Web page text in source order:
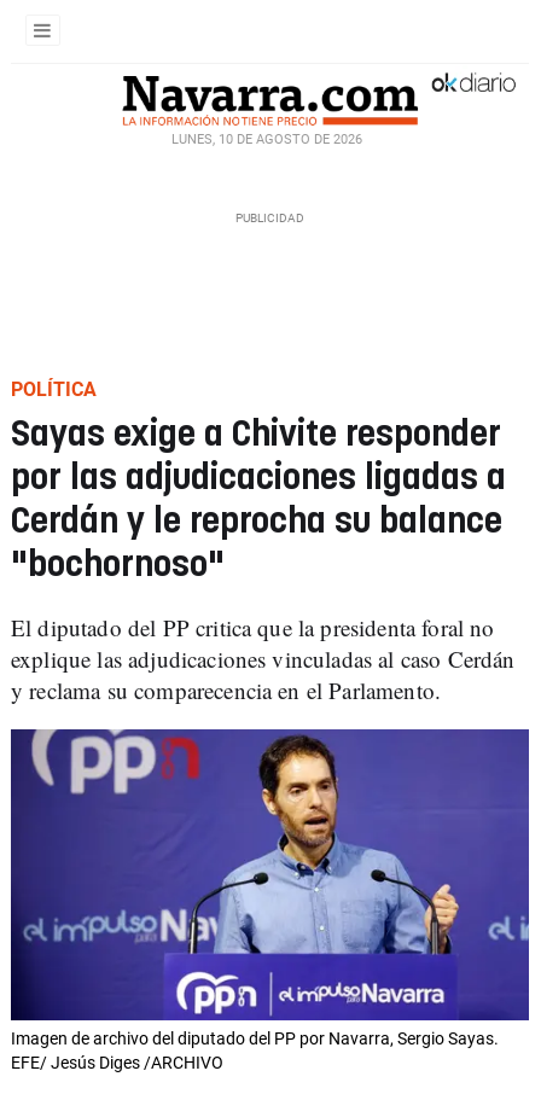
LUNES, 10 DE AGOSTO DE 2026
POLÍTICA
Sayas exige a Chivite responder
por las adjudicaciones ligadas a
Cerdán y le reprocha su balance
"bochornoso"
El diputado del PP critica que la presidenta foral no
explique las adjudicaciones vinculadas al caso Cerdán
y reclama su comparecencia en el Parlamento.
Imagen de archivo del diputado del PP por Navarra, Sergio Sayas.
EFE/ Jesús Diges /ARCHIVO